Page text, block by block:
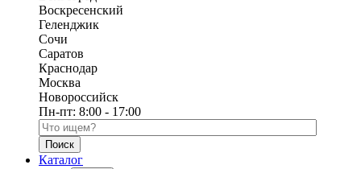
Воскресенский
Геленджик
Сочи
Саратов
Краснодар
Москва
Новороссийск
Пн-пт: 8:00 - 17:00
Поиск по каталогу
Каталог